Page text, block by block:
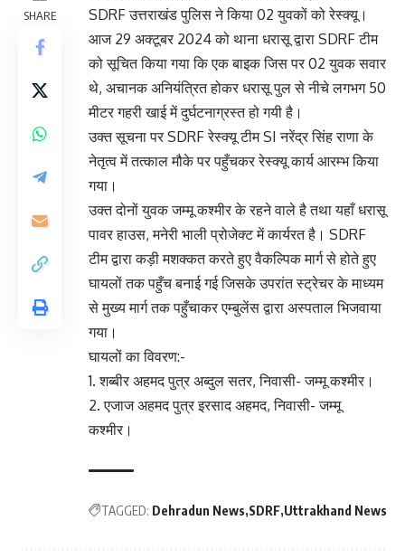
SHARE
SDRF उत्तराखंड पुलिस ने किया 02 युवकों को रेस्क्यू।
आज 29 अक्टूबर 2024 को थाना धरासू द्वारा SDRF टीम
को सूचित किया गया कि एक बाइक जिस पर 02 युवक सवार
थे, अचानक अनियंत्रित होकर धरासू पुल से नीचे लगभग 50
मीटर गहरी खाई में दुर्घटनाग्रस्त हो गयी है।
उक्त सूचना पर SDRF रेस्क्यू टीम SI नरेंद्र सिंह राणा के
नेतृत्व में तत्काल मौके पर पहुँचकर रेस्क्यू कार्य आरम्भ किया
गया।
उक्त दोनों युवक जम्मू कश्मीर के रहने वाले है तथा यहाँ धरासू
पावर हाउस, मनेरी भाली प्रोजेक्ट में कार्यरत है। SDRF
टीम द्वारा कड़ी मशक्कत करते हुए वैकल्पिक मार्ग से होते हुए
घायलों तक पहुँच बनाई गई जिसके उपरांत स्ट्रेचर के माध्यम
से मुख्य मार्ग तक पहुँचाकर एम्बुलेंस द्वारा अस्पताल भिजवाया
गया।
घायलों का विवरण:-
1. शब्बीर अहमद पुत्र अब्दुल सतर, निवासी- जम्मू कश्मीर।
2. एजाज अहमद पुत्र इरसाद अहमद, निवासी- जम्मू
कश्मीर।
TAGGED: Dehradun News SDRF Uttrakhand News